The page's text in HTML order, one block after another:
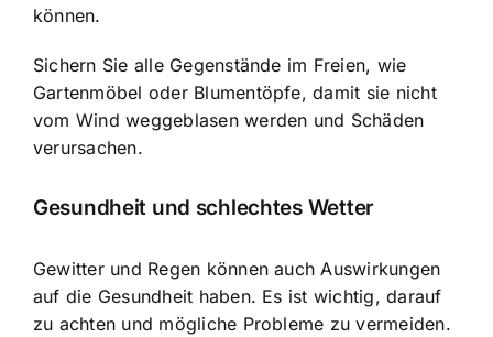
können.
Sichern Sie alle Gegenstände im Freien, wie
Gartenmöbel oder Blumentöpfe, damit sie nicht
vom Wind weggeblasen werden und Schäden
verursachen.
Gesundheit und schlechtes Wetter
Gewitter und Regen können auch Auswirkungen
auf die Gesundheit haben. Es ist wichtig, darauf
zu achten und mögliche Probleme zu vermeiden.